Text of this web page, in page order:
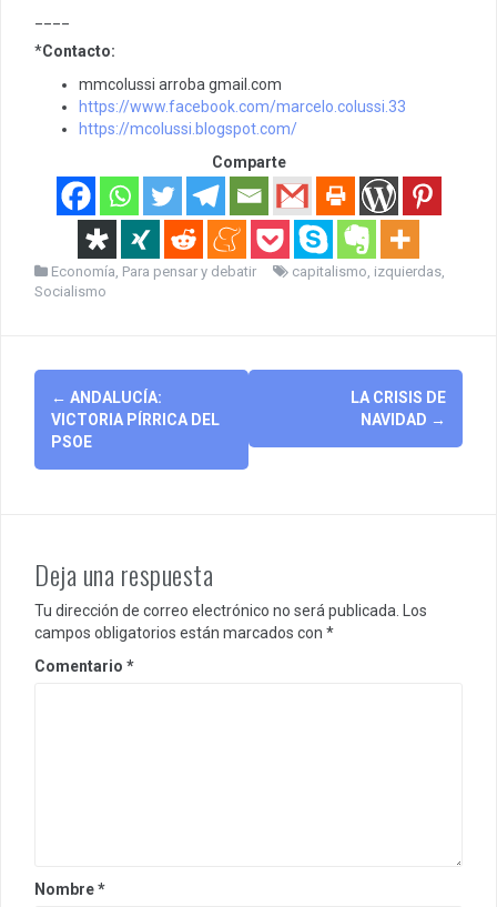
*Contacto:
mmcolussi arroba gmail.com
https://www.facebook.com/marcelo.colussi.33
https://mcolussi.blogspot.com/
Comparte
Economía Para pensar y debatir capitalismo izquierdas
Socialismo
Post
navigation
← ANDALUCÍA:
VICTORIA PÍRRICA DEL
PSOE
LA CRISIS DE
NAVIDAD →
Deja una respuesta
Tu dirección de correo electrónico no será publicada.
Los
campos obligatorios están marcados con *
Comentario *
Nombre*